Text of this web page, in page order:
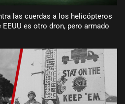
las cuerdas a los helicópteros
es otro dron, pero armado